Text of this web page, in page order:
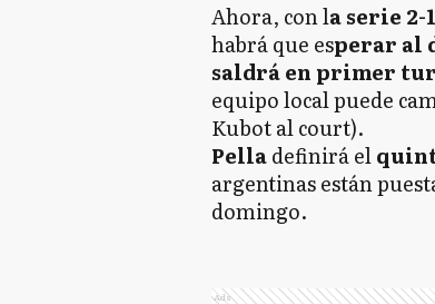
Ahora, con la serie 2-
habrá que esperar al
saldrá en primer
equipo local puede
Kubot al court).
Pelladefinirá el
argentinas están
domingo.
Ads